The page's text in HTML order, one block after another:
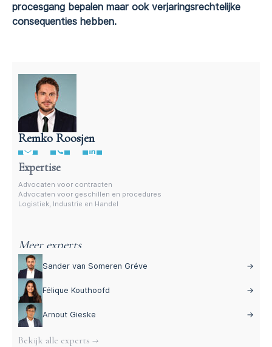
procesgang bepalen maar ook verjaringsrechtelijke
consequenties hebben.
Remko Roosjen
Advocaat voor procedures
Expertise
Advocaten voor contracten
Advocaten voor geschillen en procedures
Logistiek, Industrie en Handel
Meer experts
Sander van Someren Gréve →
Félique Kouthoofd →
Arnout Gieske →
Bekijk alle experts →